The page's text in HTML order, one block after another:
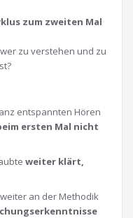
zum zweiten Mal
zu verstehen und zu
entspannten Hören
ersten Mal nicht
weiter klärt,
an der Methodik